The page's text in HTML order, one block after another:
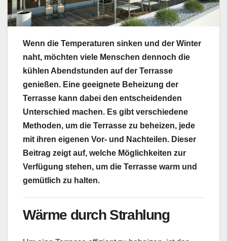
Wenn die Temperaturen sinken und der Winter
naht, möchten viele Menschen dennoch die
kühlen Abendstunden auf der Terrasse
genießen. Eine geeignete Beheizung der
Terrasse kann dabei den entscheidenden
Unterschied machen. Es gibt verschiedene
Methoden, um die Terrasse zu beheizen, jede
mit ihren eigenen Vor- und Nachteilen. Dieser
Beitrag zeigt auf, welche Möglichkeiten zur
Verfügung stehen, um die Terrasse warm und
gemütlich zu halten.
Wärme durch Strahlung